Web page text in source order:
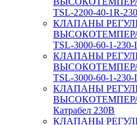
TSL-2200-40-1R-
КЛАПАНЫ
TSL-3000-60-1-230-
КЛАПАНЫ
TSL-3000-60-1-230-
КЛАПАНЫ
Катрабел 230В
КЛАПАНЫ